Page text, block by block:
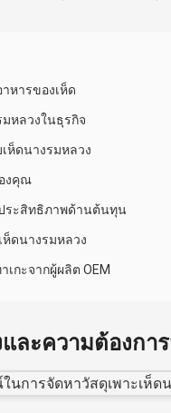
หารของเห็ด
หลวงในธุรกิจ
ห็ดนางรมหลวง
งคุณ
ระสิทธิภาพด้านต้นทุน
ห็ดนางรมหลวง
กะจากผู้ผลิต OEM
ละความต้องกา